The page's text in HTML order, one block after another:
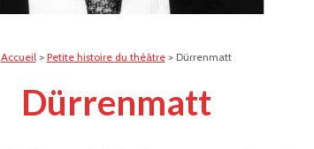
Accueil> Petite histoire du théâtre> Dürrenmatt
Dürrenmatt